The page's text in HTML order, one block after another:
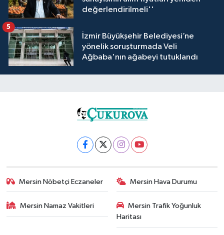
değerlendirilmeli''
İzmir Büyükşehir Belediyesi’ne
yönelik soruşturmada Veli
Ağbaba'nın ağabeyi tutuklandı
5
Mersin Nöbetçi Eczaneler Mersin Hava Durumu
Mersin Namaz Vakitleri
Mersin Trafik Yoğunluk
Haritası